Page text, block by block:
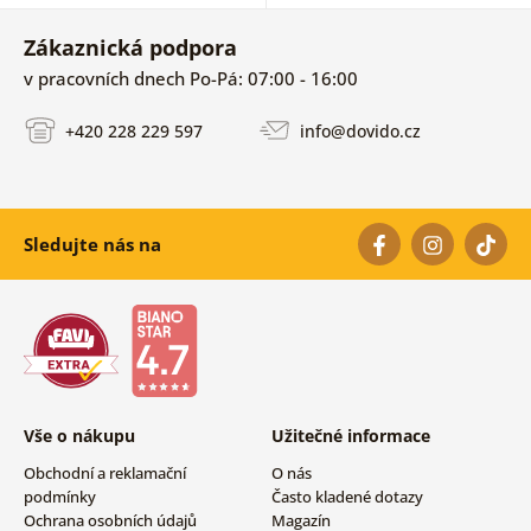
Zákaznická podpora
v pracovních dnech Po-Pá: 07:00 - 16:00
+420 228 229 597 info@dovido.cz
Sledujte nás na
Vše o nákupu
Obchodní a reklamační
podmínky
Ochrana osobních údajů
Užitečné informace
O nás
Často kladené dotazy
Magazín